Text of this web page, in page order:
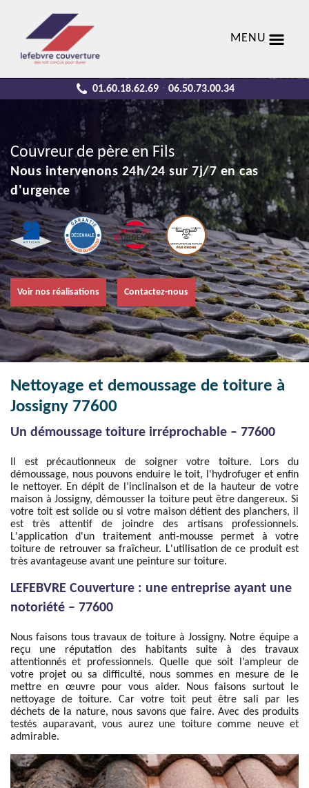
MENU
01.60.18.62.69 - 06.50.73.00.34
Couvreur de père en Fils
Nous intervenons 24h/24 sur 7j/7 en cas
d'urgence
Voir nos réalisations Contactez-nous
Nettoyage et demoussage de toiture à
Jossigny 77600
Un démoussage toiture irréprochable – 77600
Il est précautionneux de soigner votre toiture. Lors du
démoussage, nous pouvons enduire le toit, l'hydrofuger et enfin
le nettoyer. En dépit de l’inclinaison et de la hauteur de votre
maison à Jossigny, démousser la toiture peut être dangereux. Si
votre toit est solide ou si votre maison détient des planchers, il
est très attentif de joindre des artisans professionnels.
L'application d'un traitement anti-mousse permet à votre
toiture de retrouver sa fraîcheur. L'utilisation de ce produit est
très avantageuse avant une peinture sur toiture.
LEFEBVRE Couverture : une entreprise ayant une
notoriété – 77600
Nous faisons tous travaux de toiture à Jossigny. Notre équipe a
reçu une réputation des habitants suite à des travaux
attentionnés et professionnels. Quelle que soit l’ampleur de
votre projet ou sa difficulté, nous sommes en mesure de le
mettre en œuvre pour vous aider. Nous faisons surtout le
nettoyage de toiture. Car votre toit peut être sali par les
déchets de la nature, nous savons que faire. Avec des produits
testés auparavant, vous aurez une toiture comme neuve et
admirable.